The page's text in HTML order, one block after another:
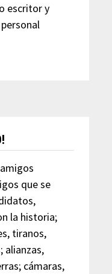
escritor y
que se
la historia;
tiranos,
alianzas,
cámaras,